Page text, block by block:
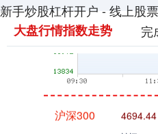
新手炒股杠杆开户 - 线上股
完
大盘行情指数走势